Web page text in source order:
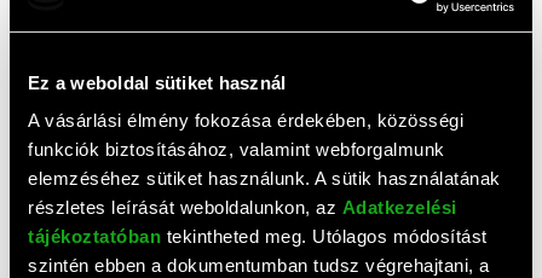
Ez a weboldal sütiket használ
A vásárlási élmény fokozása érdekében, közösségi
funkciók biztosításához, valamint webforgalmunk
elemzéséhez sütiket használunk. A sütik használatának
részletes leírását weboldalunkon, az Adatkezelési
tájékoztatóban tekintheted meg. Utólagos módosítást
szintén ebben a dokumentumban tudsz végrehajtani, a
Chieftec rack kiegészítő
RISER kártya
16 010 HUF
Csomagár: 15 000 HUF